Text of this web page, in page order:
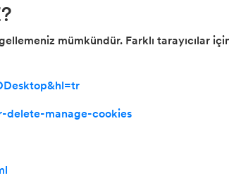
mümkündür. Farklı tarayıcılar
manage-cookies